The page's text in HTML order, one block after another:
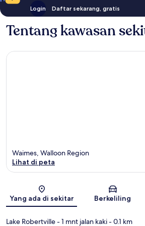
Login Daftar sekarang, gratis
Tentang kawasan
Peta
Waimes, Walloon Region
Lihat di peta
Yang ada di sekitar Berkeliling
Lake Robertville- 1 mnt jalan kaki- 0.1 km